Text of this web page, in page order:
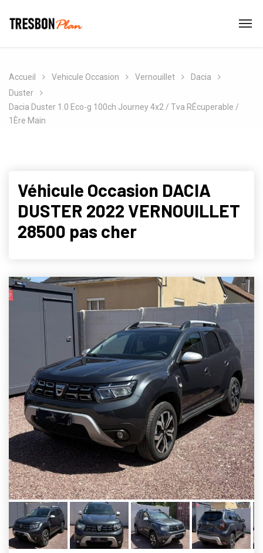
Accueil Vehicule Occasion Vernouillet
Dacia
Duster
Dacia Duster 1.0 Eco-g 100ch Journey 4x2 / Tva RÉcuperable /
1Ère Main
Véhicule Occasion DACIA
DUSTER 2022 VERNOUILLET
28500 pas cher